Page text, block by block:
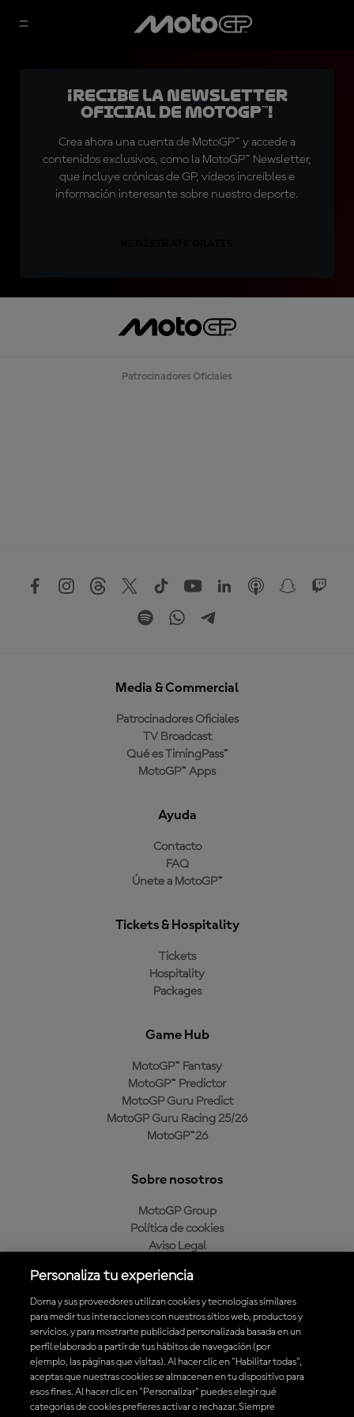
¡Recibe la Newsletter
oficial de MotoGP™!
Crea ahora una cuenta de MotoGP™ y accede a
contenidos exclusivos, como la MotoGP™ Newsletter,
que incluye crónicas de GP, vídeos increíbles e
información interesante sobre nuestro deporte.
Patrocinadores Oficiales
Media & Commercial
Patrocinadores Oficiales
TV Broadcast
Qué es TimingPass™
MotoGP™ Apps
Ayuda
Contacto
FAQ
Únete a MotoGP™
Tickets & Hospitality
Tickets
Hospitality
Packages
Game Hub
MotoGP™ Fantasy
MotoGP™ Predictor
MotoGP Guru Predict
MotoGP Guru Racing 25/26
MotoGP™26
Sobre nosotros
MotoGP Group
Política de cookies
Aviso Legal
Política de compra
Descarga la aplicación oficial de MotoGP™
Personaliza tu experiencia
Dorna y sus proveedores utilizan cookies y tecnologías similares
para medir tus interacciones con nuestros sitios web, productos y
servicios, y para mostrarte publicidad personalizada basada en un
perfil elaborado a partir de tus hábitos de navegación (por
ejemplo, las páginas que visitas). Al hacer clic en "Habilitar todas",
aceptas que nuestras cookies se almacenen en tu dispositivo para
esos fines. Al hacer clic en "Personalizar" puedes elegir qué
categorías de cookies prefieres activar o rechazar. Siempre